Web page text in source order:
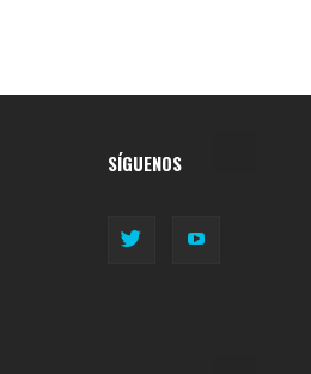
SÍGUENOS